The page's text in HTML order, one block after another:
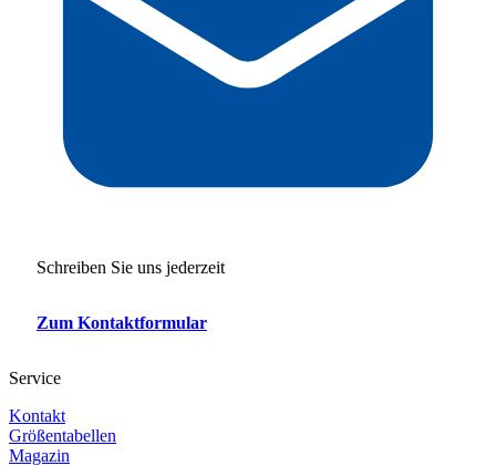
Schreiben Sie uns jederzeit
Zum Kontaktformular
Service
Kontakt
Größentabellen
Magazin